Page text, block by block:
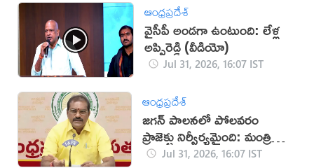
ఆంధ్రప్రదేశ్
వైసీపీ అండగా ఉంటుంది: లేళ్ల
అప్పిరెడ్డి (వీడియో)
Jul 31, 2026, 16:07 IST
ఆంధ్రప్రదేశ్
జగన్‌ పాలనలో పోలవరం
ప్రాజెక్టు నిర్వీర్యమైంది: మంత్రి
నిమ్మలJul 31, 2026, 16:07 IST